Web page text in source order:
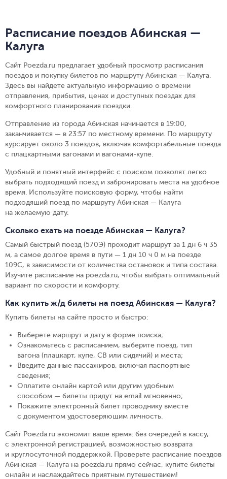
Расписание поездов Абинская —
Калуга
Сайт Poezda.ru предлагает удобный просмотр расписания
поездов и покупку билетов по маршруту Абинская — Калуга.
Здесь вы найдете актуальную информацию о времени
отправления, прибытия, ценах и доступных поездах для
комфортного планирования поездки.
Отправление из города Абинская начинается в 19:00,
заканчивается — в 23:57 по местному времени. По маршруту
курсирует около 3 поездов, включая комфортабельные поезда
с плацкартными вагонами и вагонами-купе.
Удобный и понятный интерфейс с поиском позволят легко
выбрать подходящий поезд и забронировать места на удобное
время. Используйте поисковую форму, чтобы найти
подходящий поезд по маршруту Абинская — Калуга
на желаемую дату.
Сколько ехать на поезде Абинская — Калуга?
Самый быстрый поезд (570Э) проходит маршрут за 1 дн 6 ч 35
м, а самое долгое время в пути — 1 дн 10 ч 0 м на поезде
109С, в зависимости от количества остановок и типа состава.
Изучите расписание на poezda.ru, чтобы выбрать оптимальный
вариант по скорости и комфорту.
Как купить ж/д билеты на поезд Абинская — Калуга?
Купить билеты на сайте просто и быстро:
Выберете маршрут и дату в форме поиска;
Ознакомьтесь с расписанием, выберите поезд, тип
вагона (плацкарт, купе, СВ или сидячий) и места;
Введите данные пассажиров, включая паспортные
сведения;
Оплатите онлайн картой или другим удобным
способом — билеты придут на email мгновенно;
Покажите электронный билет проводнику вместе
с документом удостоверяющим личность.
Сайт Poezda.ru экономит ваше время: без очередей в кассу,
с электронной регистрацией, возможностью возврата
и круглосуточной поддержкой. Проверьте расписание поездов
Абинская — Калуга на poezda.ru прямо сейчас, купите билеты
онлайн и наслаждайтесь приятным путешествием!